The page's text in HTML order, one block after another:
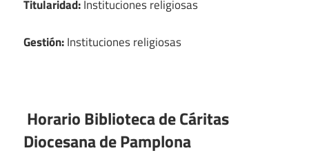
Titularidad:Instituciones religiosas
Gestión:Instituciones religiosas
Horario Biblioteca de Cáritas
Diocesana de Pamplona